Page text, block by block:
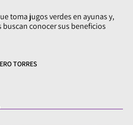
toma jugos verdes en ayunas y,
conocer sus beneficios
TORRES